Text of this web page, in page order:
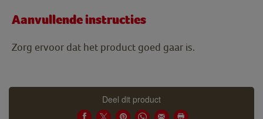
Aanvullende instructies
Zorg ervoor dat het product goed gaar is.
Deel dit product